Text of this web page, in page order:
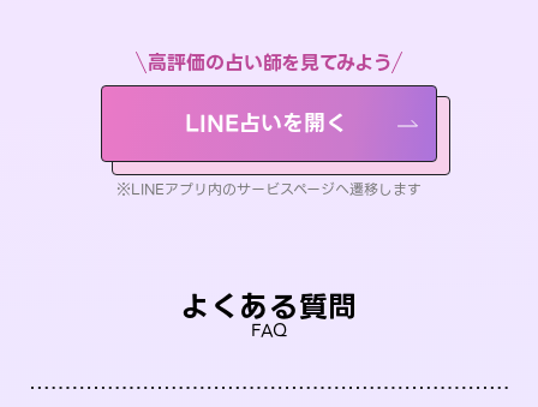
高評価の占い師を見てみよう
LINE占いを開く
※LINEアプリ内のサービスページへ遷移します
よくある質問
FAQ